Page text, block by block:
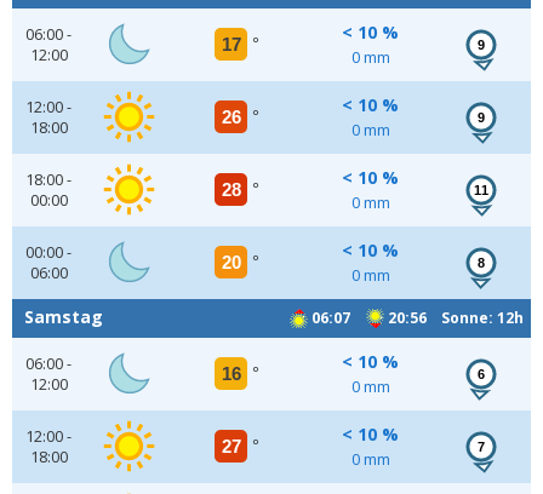
06:00 -
12:00
17 °
< 10 %
0 mm
9
12:00 -
18:00
26 °
< 10 %
0 mm
9
18:00 -
00:00
28 °
< 10 %
0 mm
11
00:00 -
06:00
20 °
< 10 %
0 mm
8
06:07 20:56 Sonne: 12h
Samstag
06:00 -
12:00
16 °
< 10 %
0 mm
6
12:00 -
18:00
27 °
< 10 %
0 mm
7